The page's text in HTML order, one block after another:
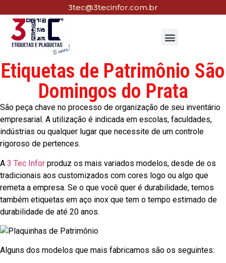
3tec@3tecinfor.com.br
Etiquetas de Patrimônio São
Domingos do Prata
São peça chave no processo de organização de seu inventário
empresarial. A utilização é indicada em escolas, faculdades,
indústrias ou qualquer lugar que necessite de um controle
rigoroso de pertences.
A 3 Tec Infor produz os mais variados modelos, desde de os
tradicionais aos customizados com cores logo ou algo que
remeta a empresa. Se o que você quer é durabilidade, temos
também etiquetas em aço inox que tem o tempo estimado de
durabilidade de até 20 anos.
Alguns dos modelos que mais fabricamos são os seguintes: